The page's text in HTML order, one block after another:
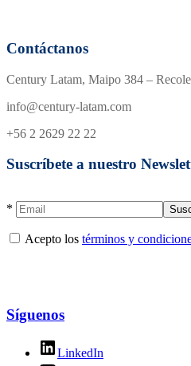
Contáctanos
Century Latam, Maipo 384 –
info@century-latam.com
+56 2 2629 22 22
Suscríbete a nuestro
*
Acepto los términos y
Síguenos
LinkedIn